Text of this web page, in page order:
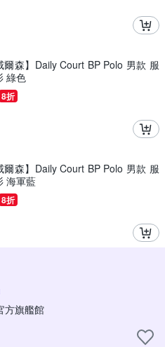
爾森】Daily Court BP Polo 男款 服
綠色
8折
爾森】Daily Court BP Polo 男款 服
海軍藍
8折
方旗艦館